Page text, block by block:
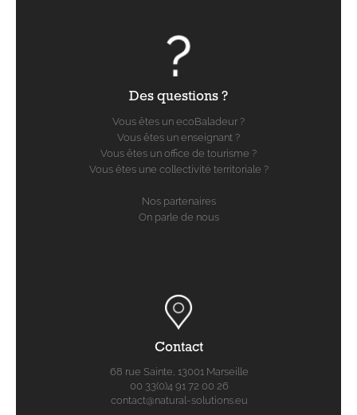
Des questions ?
Vous êtes un ecoBaladeur ?
Vous êtes un enseignant ?
Vous êtes un office de tourisme ?
Vous êtes une collectivité territoriale ?
Nos partenaires
On parle de nous
Contact
68 rue Sainte, 13001 Marseille
00 33(0)4 91 72 00 26
contact@natural-solutions.eu